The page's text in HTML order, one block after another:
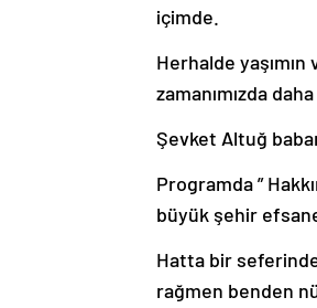
içimde.
Herhalde
zamanımızda
Şevket Altuğ
Programda ”
büyük şehir
Hatta bir
rağmen benden